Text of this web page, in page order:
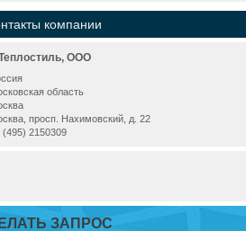
компании
ООО
область
просп. Нахимовский, д. 22
(495) 2150309
ЗАПРОС